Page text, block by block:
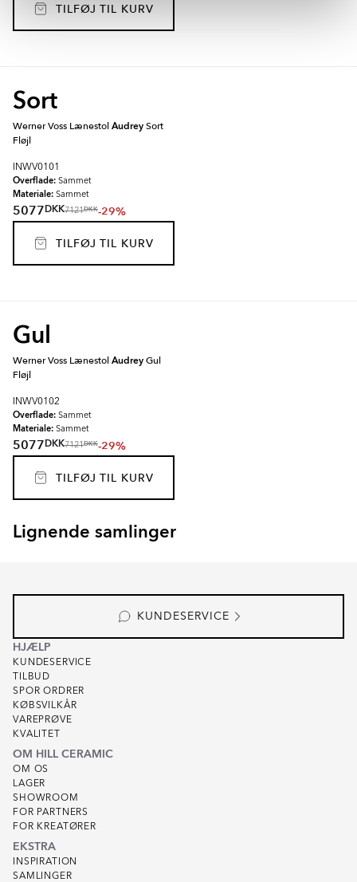
TILFØJ TIL KURV
Sort
Werner Voss LænestolAudreySort
Fløjl
INWV0101
Overflade: Sammet
Materiale: Sammet
5077DKK7121DKK-29%
TILFØJ TIL KURV
Gul
Werner Voss LænestolAudreyGul
Fløjl
INWV0102
Overflade: Sammet
Materiale: Sammet
5077DKK7121DKK-29%
TILFØJ TIL KURV
Lignende samlinger
SKADI
KUNDESERVICE
HJÆLP
KUNDESERVICE
TILBUD
SPOR ORDRER
KØBSVILKÅR
VAREPRØVE
KVALITET
OM HILL CERAMIC
OM OS
LAGER
SHOWROOM
FOR PARTNERS
FOR KREATØRER
EKSTRA
INSPIRATION
SAMLINGER